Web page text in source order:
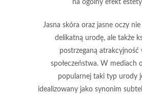
na ogólny efekt
Jasna skóra oraz jasne oczy
delikatną urodę, ale także
postrzeganą atrakcyjność
społeczeństwa. W mediach
popularnej taki typ urody
idealizowany jako synonim